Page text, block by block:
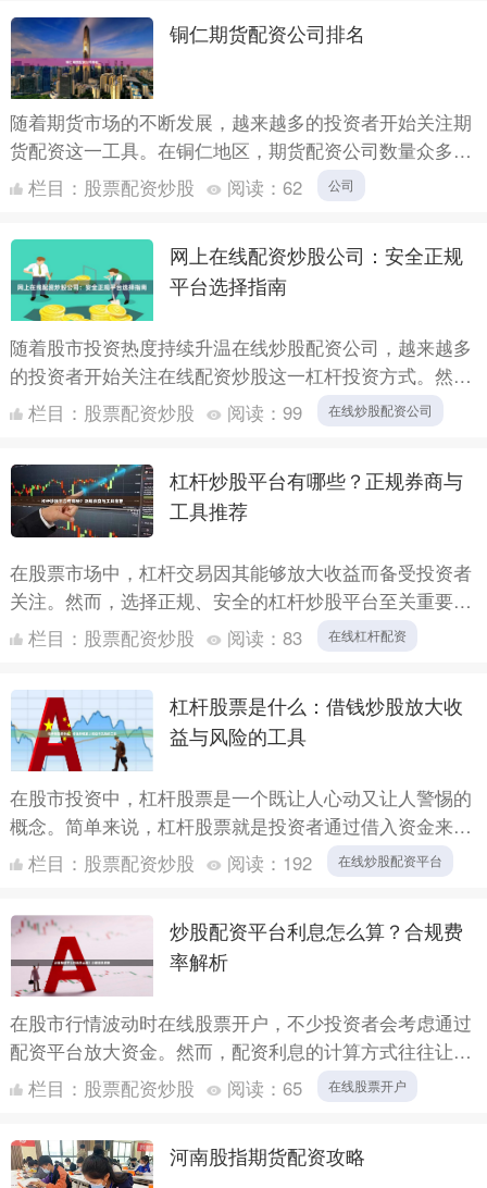
铜仁期货配资公司排名
随着期货市场的不断发展，越来越多的投资者开始关注期
货配资这一工具。在铜仁地区，期货配资公司数量众多，
但质量参差不齐。为了帮助投资者更好地选择适合自己的
配资平台，....
栏目： 股票配资炒股 阅读： 62 公司
网上在线配资炒股公司：安全正规
平台选择指南
随着股市投资热度持续升温在线炒股配资公司，越来越多
的投资者开始关注在线配资炒股这一杠杆投资方式。然
而，面对市场上琳琅满目的配资平台，如何选择一个安
全、正规的在线....
栏目： 股票配资炒股 阅读： 99 在线炒股配资公司
杠杆炒股平台有哪些？正规券商与
工具推荐
在股票市场中，杠杆交易因其能够放大收益而备受投资者
关注。然而，选择正规、安全的杠杆炒股平台至关重要。
本文将为您梳理当前主流的杠杆炒股渠道，帮助您做出明
智选择。 ....
栏目： 股票配资炒股 阅读： 83 在线杠杆配资
杠杆股票是什么：借钱炒股放大收
益与风险的工具
在股市投资中，杠杆股票是一个既让人心动又让人警惕的
概念。简单来说，杠杆股票就是投资者通过借入资金来购
买股票在线炒股配资平台，从而放大投资收益或亏损的一
种操作方式....
栏目： 股票配资炒股 阅读： 192 在线炒股配资平台
炒股配资平台利息怎么算？合规费
率解析
在股市行情波动时在线股票开户，不少投资者会考虑通过
配资平台放大资金。然而，配资利息的计算方式往往让人
困惑。本文将详细解析配资利息的算法，并介绍合规费率
标准，帮助....
栏目： 股票配资炒股 阅读： 65 在线股票开户
河南股指期货配资攻略